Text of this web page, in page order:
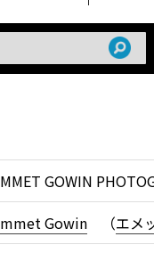
ログ
用フォーム
古本の買取
の買取
取について
取について
取について
る質問
店舗案内
Shop
ご注文
How to
特定商取
プライバ
GOWIN
Gowin（エメ